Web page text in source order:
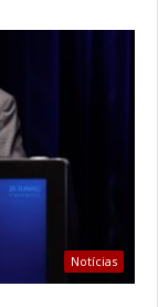
Notícias